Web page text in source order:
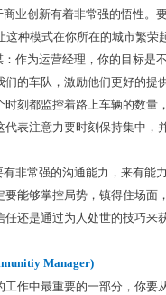
业创新有着非常强的悟性。
种模式在你所在的城市繁荣
作为运营经理，你的目标是
们的车队，激励他们更好的提
刻都监控着路上车辆的数量
表注意力要时刻保持集中，
非常强的沟通能力，来有能
能够掌控局势，镇得住场面
还是通过为人处世的技巧来
Manager)
作中最重要的一部分，你要